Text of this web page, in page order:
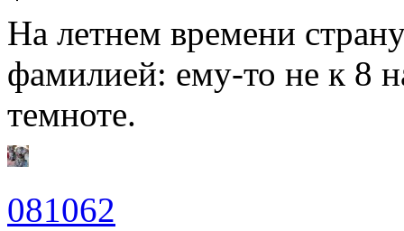
На летнем времени
фамилией: ему-то не к 8
темноте.
081062